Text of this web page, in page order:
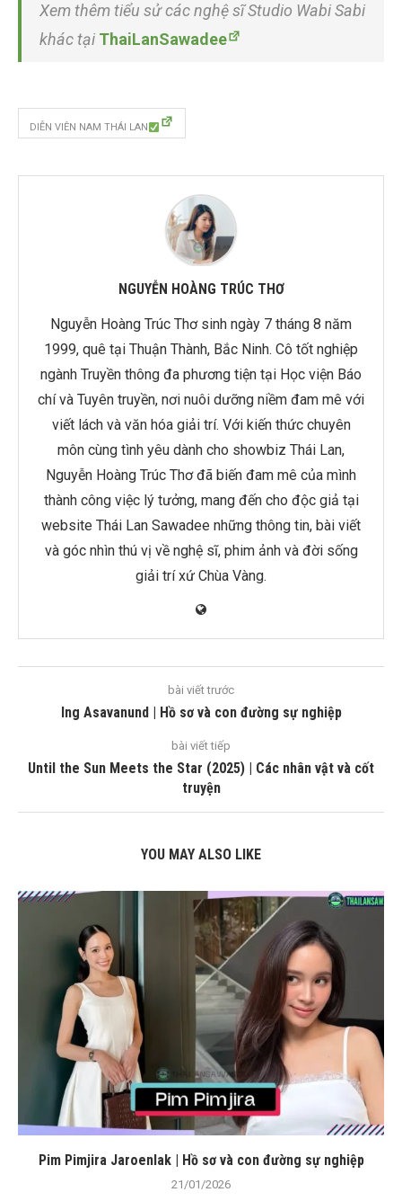
Xem thêm tiểu sử các nghệ sĩ Studio Wabi Sabi
khác tại ThaiLanSawadee
DIỄN VIÊN NAM THÁI LAN
NGUYỄN HOÀNG TRÚC THƠ
Nguyễn Hoàng Trúc Thơ sinh ngày 7 tháng 8 năm
1999, quê tại Thuận Thành, Bắc Ninh. Cô tốt nghiệp
ngành Truyền thông đa phương tiện tại Học viện Báo
chí và Tuyên truyền, nơi nuôi dưỡng niềm đam mê với
viết lách và văn hóa giải trí. Với kiến thức chuyên
môn cùng tình yêu dành cho showbiz Thái Lan,
Nguyễn Hoàng Trúc Thơ đã biến đam mê của mình
thành công việc lý tưởng, mang đến cho độc giả tại
website Thái Lan Sawadee những thông tin, bài viết
và góc nhìn thú vị về nghệ sĩ, phim ảnh và đời sống
giải trí xứ Chùa Vàng.
bài viết trước
Ing Asavanund | Hồ sơ và con đường sự nghiệp
bài viết tiếp
Until the Sun Meets the Star (2025) | Các nhân vật và cốt
truyện
YOU MAY ALSO LIKE
Pim Pimjira Jaroenlak | Hồ sơ và con đường sự nghiệp
21/01/2026